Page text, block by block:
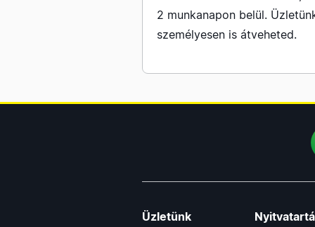
LEGRAND szerelhető
elosztók
süllyesztett szerelvények +
2 munkanapon belül.
személyesen is átveheted.
Üzletünk